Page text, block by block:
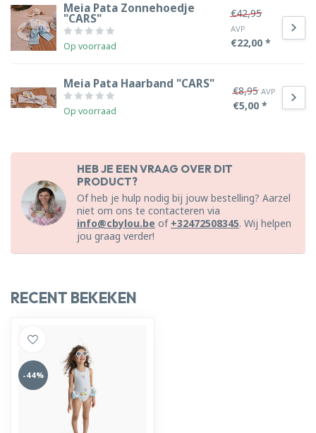
Meia Pata Zonnehoedje
"CARS"
Op voorraad
€42,95
AVP
€22,00 *
Meia Pata Haarband "CARS"
Op voorraad
€8,95 AVP
€5,00 *
HEB JE EEN VRAAG OVER DIT
PRODUCT?
Of heb je hulp nodig bij jouw bestelling? Aarzel
niet om ons te contacteren via
info@cbylou.be of +32472508345. Wij helpen
jou graag verder!
RECENT BEKEKEN
-44%